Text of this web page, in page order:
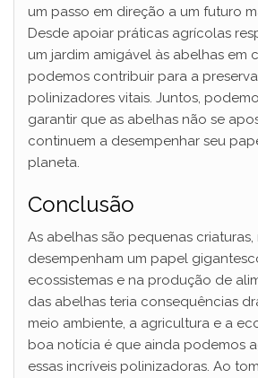
um passo em direção a um futuro
Desde apoiar práticas agrícolas
um jardim amigável às abelhas em
podemos contribuir para a
polinizadores vitais. Juntos,
garantir que as abelhas não se
continuem a desempenhar seu
planeta.
Conclusão
As abelhas são pequenas criaturas,
desempenham um papel
ecossistemas e na produção de
das abelhas teria consequências
meio ambiente, a agricultura e a
boa notícia é que ainda podemos
essas incríveis polinizadoras. Ao